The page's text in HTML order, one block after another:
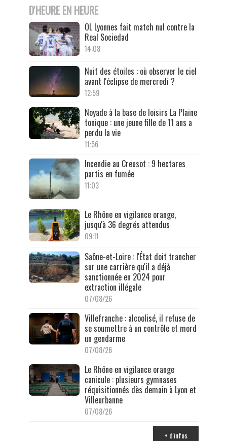
D'HEURE EN HEURE
OL Lyonnes fait match nul contre la
Real Sociedad
14:08
Nuit des étoiles : où observer le ciel
avant l'éclipse de mercredi ?
12:59
Noyade à la base de loisirs La Plaine
tonique : une jeune fille de 11 ans a
perdu la vie
11:56
Incendie au Creusot : 9 hectares
partis en fumée
11:03
Le Rhône en vigilance orange,
jusqu'à 36 degrés attendus
09:11
Saône-et-Loire : l'État doit trancher
sur une carrière qu'il a déjà
sanctionnée en 2024 pour
extraction illégale
07/08/26
Villefranche : alcoolisé, il refuse de
se soumettre à un contrôle et mord
un gendarme
07/08/26
Le Rhône en vigilance orange
canicule : plusieurs gymnases
réquisitionnés dès demain à Lyon et
Villeurbanne
07/08/26
+ d'infos